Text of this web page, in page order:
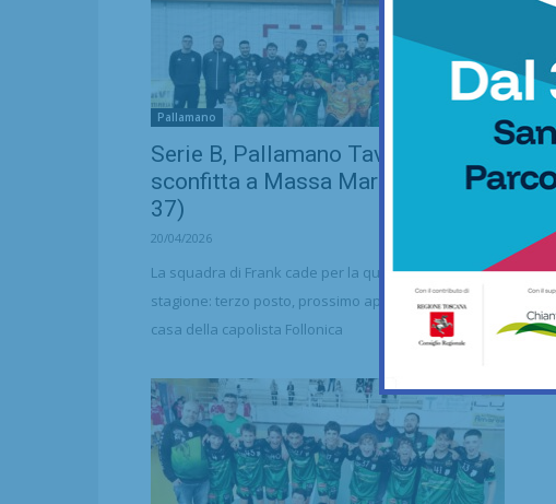
Pallamano
Serie B, Pallamano Tavarnelle
sconfitta a Massa Marittima (34-
37)
20/04/2026
La squadra di Frank cade per la quarta volta in
stagione: terzo posto, prossimo appuntamento in
casa della capolista Follonica